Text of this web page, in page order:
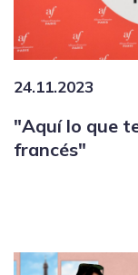
24.11.2023
"Aquí lo que
francés"